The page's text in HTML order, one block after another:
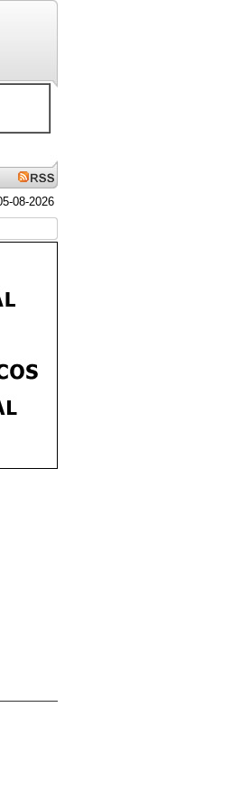
08-2026